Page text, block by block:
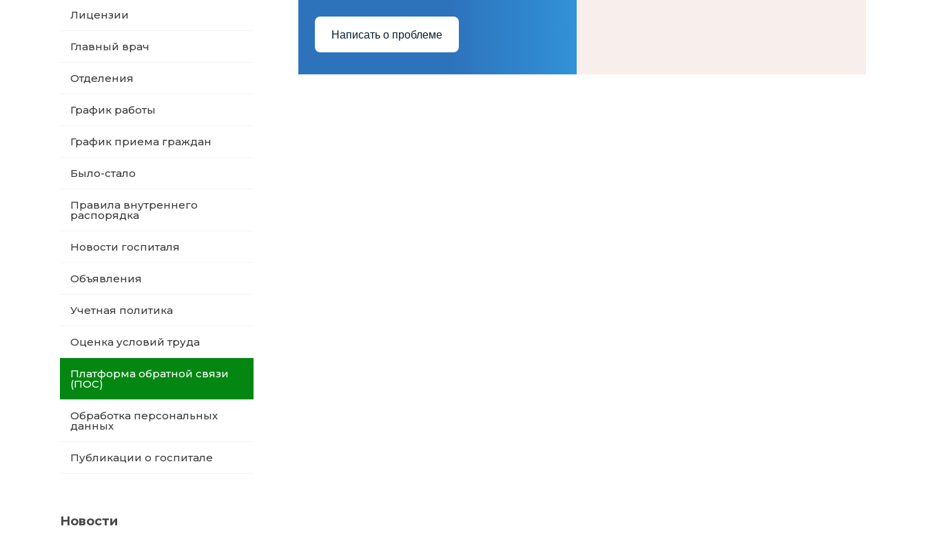
Лицензии
Главный врач
Отделения
График работы
График приема граждан
Было-стало
Правила внутреннего
распорядка
Новости госпиталя
Объявления
Учетная политика
Оценка условий труда
Платформа обратной связи
(ПОС)
Обработка персональных
данных
Публикации о госпитале
Новости
Написать о проблеме